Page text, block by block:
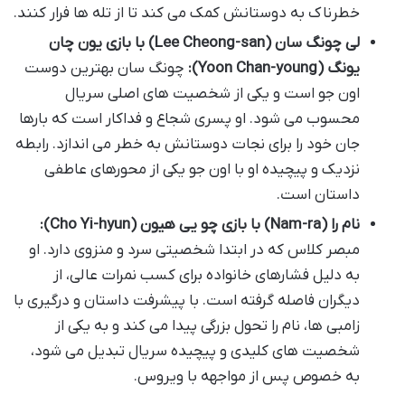
خطرناک به دوستانش کمک می کند تا از تله ها فرار کنند.
لی چونگ سان (Lee Cheong-san) با بازی یون چان
یونگ (Yoon Chan-young):
چونگ سان بهترین دوست
اون جو است و یکی از شخصیت های اصلی سریال
محسوب می شود. او پسری شجاع و فداکار است که بارها
جان خود را برای نجات دوستانش به خطر می اندازد. رابطه
نزدیک و پیچیده او با اون جو یکی از محورهای عاطفی
داستان است.
نام را (Nam-ra) با بازی چو یی هیون (Cho Yi-hyun):
مبصر کلاس که در ابتدا شخصیتی سرد و منزوی دارد. او
به دلیل فشارهای خانواده برای کسب نمرات عالی، از
دیگران فاصله گرفته است. با پیشرفت داستان و درگیری با
زامبی ها، نام را تحول بزرگی پیدا می کند و به یکی از
شخصیت های کلیدی و پیچیده سریال تبدیل می شود،
به خصوص پس از مواجهه با ویروس.